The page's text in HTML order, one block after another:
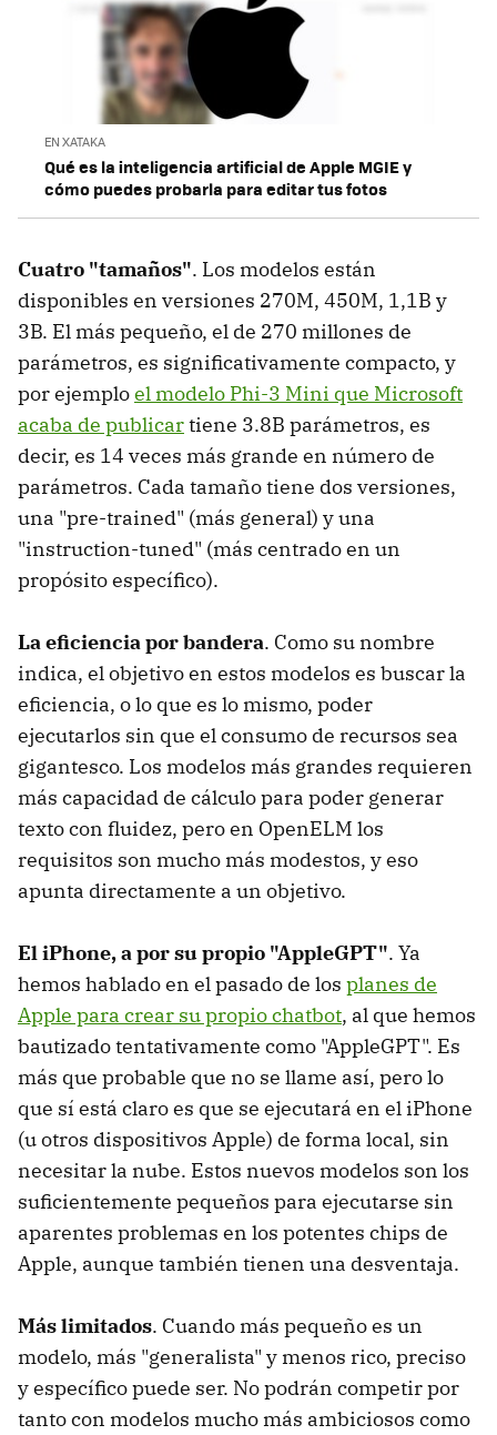
EN XATAKA
Qué es la inteligencia artificial de Apple MGIE y
cómo puedes probarla para editar tus fotos
Cuatro "tamaños". Los modelos están
disponibles en versiones 270M, 450M, 1,1B y
3B. El más pequeño, el de 270 millones de
parámetros, es significativamente compacto, y
por ejemploel modelo Phi-3 Mini que Microsoft
acaba de publicartiene 3.8B parámetros, es
decir, es 14 veces más grande en número de
parámetros. Cada tamaño tiene dos versiones,
una "pre-trained" (más general) y una
"instruction-tuned" (más centrado en un
propósito específico).
La eficiencia por bandera. Como su nombre
indica, el objetivo en estos modelos es buscar la
eficiencia, o lo que es lo mismo, poder
ejecutarlos sin que el consumo de recursos sea
gigantesco. Los modelos más grandes requieren
más capacidad de cálculo para poder generar
texto con fluidez, pero en OpenELM los
requisitos son mucho más modestos, y eso
apunta directamente a un objetivo.
El iPhone, a por su propio "AppleGPT". Ya
hemos hablado en el pasado de los planes de
Apple para crear su propio chatbot, al que hemos
bautizado tentativamente como "AppleGPT". Es
más que probable que no se llame así, pero lo
que sí está claro es que se ejecutará en el iPhone
(u otros dispositivos Apple) de forma local, sin
necesitar la nube. Estos nuevos modelos son los
suficientemente pequeños para ejecutarse sin
aparentes problemas en los potentes chips de
Apple, aunque también tienen una desventaja.
Más limitados. Cuando más pequeño es un
modelo, más "generalista" y menos rico, preciso
y específico puede ser. No podrán competir por
tanto con modelos mucho más ambiciosos como